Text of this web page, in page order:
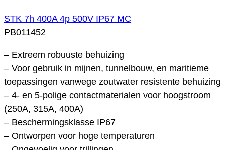
STK 7h 400A 4p 500V IP67 MC
PB011452
– Extreem robuuste behuizing
– Voor gebruik in mijnen, tunnelbouw, en maritieme
toepassingen vanwege zoutwater resistente behuizing
– 4- en 5-polige contactmaterialen voor hoogstroom
(250A, 315A, 400A)
– Beschermingsklasse IP67
– Ontworpen voor hoge temperaturen